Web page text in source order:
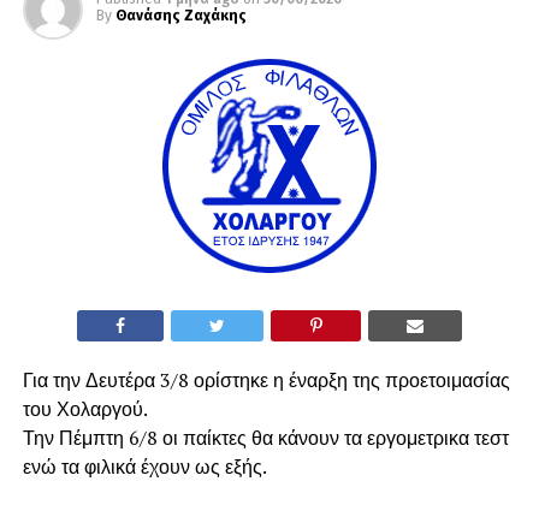
By Θανάσης Ζαχάκης
Για την Δευτέρα 3/8 ορίστηκε η έναρξη της προετοιμασίας
του Χολαργού.
Την Πέμπτη 6/8 οι παίκτες θα κάνουν τα εργομετρικα τεστ
ενώ τα φιλικά έχουν ως εξής.